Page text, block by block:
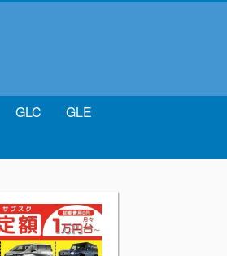
GLC
GLE